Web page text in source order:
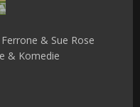
& Sue Rose
& Komedie